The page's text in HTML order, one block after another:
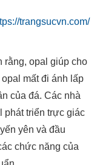
trangsucvn.com/
rằng, opal giúp cho
mất đi ánh lấp
của đá. Các nhà
phát triển trực giác
yên và đầu
chức năng của